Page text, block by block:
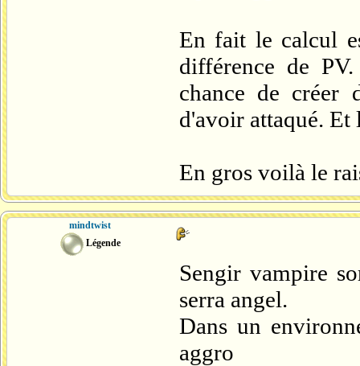
En fait le calcul
différence de
chance de créer
d'avoir attaqué. Et
En gros voilà le
mindtwist
Légende
Sengir vampire
serra angel.
Dans un
aggro